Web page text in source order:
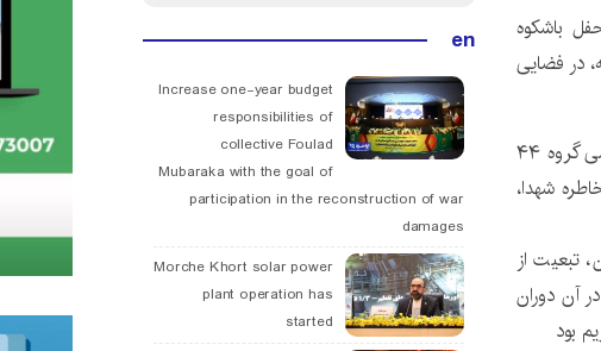
باشکوه
در فضایی
در حاشیه این مراسم، حجت‌الاسلام حسنعلی محمدی، رئیس عقیدتی سیاسی گروه ۴۴
شهدا،
تبعیت از
آن دوران
بود
en
Increase one-year budget
responsibilities of
collective Foulad
Mubaraka with the goal of
participation in the reconstruction of war
damages
Morche Khort solar power
plant operation has
started